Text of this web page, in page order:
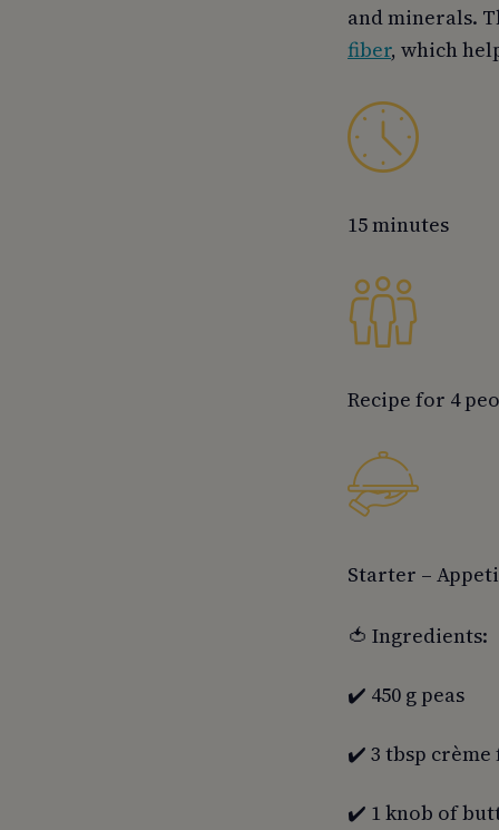
and minerals.
fiber, which
15 minutes
Recipe for 4
Starter –
🍅 Ingredients:
✔️ 450 g peas
✔️ 3 tbsp crème
✔️ 1 knob of